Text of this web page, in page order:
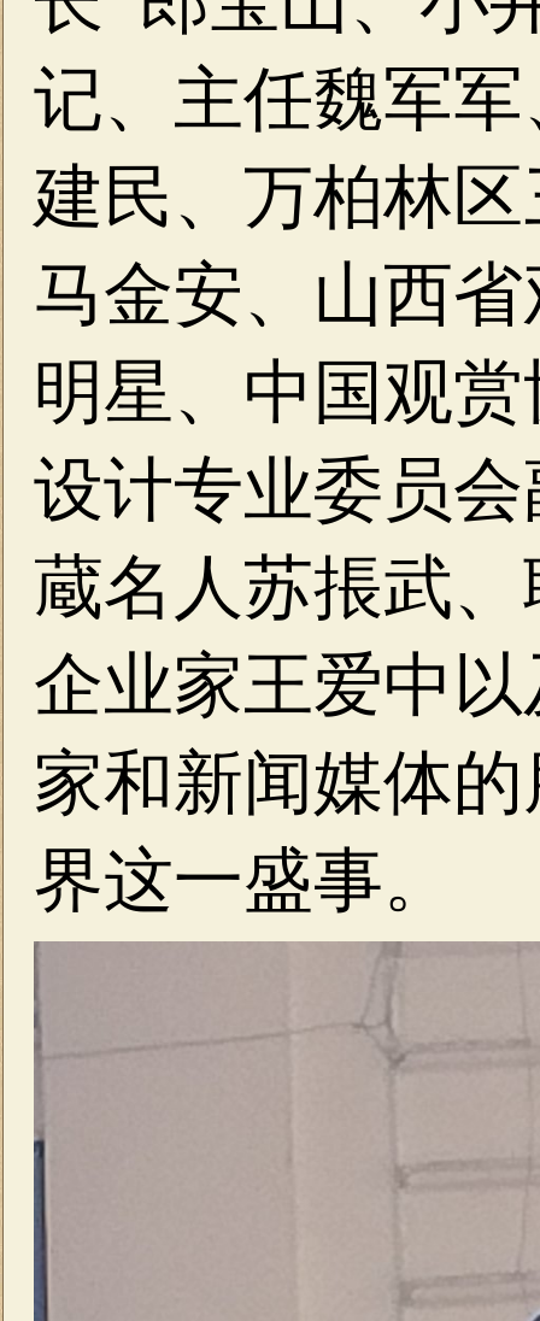
记、主任魏军军
建民、 万柏林
马金安、 山西
明星、 中国观
设计专业委员
蔵名人苏掁武、
企业家王爱中
家和新闻媒体
界这一盛事。